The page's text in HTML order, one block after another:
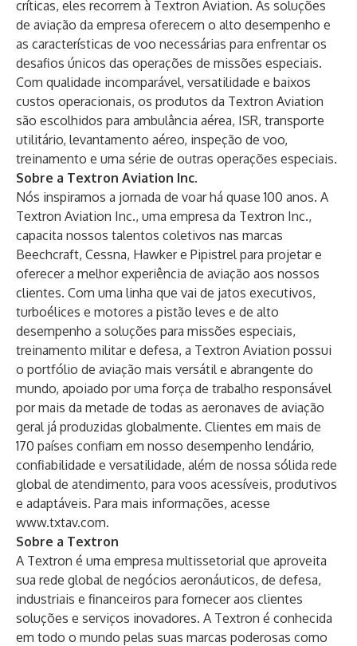
críticas, eles recorrem à Textron Aviation. As soluções
de aviação da empresa oferecem o alto desempenho e
as características de voo necessárias para enfrentar os
desafios únicos das operações de missões especiais.
Com qualidade incomparável, versatilidade e baixos
custos operacionais, os produtos da Textron Aviation
são escolhidos para ambulância aérea, ISR, transporte
utilitário, levantamento aéreo, inspeção de voo,
treinamento e uma série de outras operações especiais.
Sobre a Textron Aviation Inc.
Nós inspiramos a jornada de voar há quase 100 anos. A
Textron Aviation Inc., uma empresa da Textron Inc.,
capacita nossos talentos coletivos nas marcas
Beechcraft, Cessna, Hawker e Pipistrel para projetar e
oferecer a melhor experiência de aviação aos nossos
clientes. Com uma linha que vai de jatos executivos,
turboélices e motores a pistão leves e de alto
desempenho a soluções para missões especiais,
treinamento militar e defesa, a Textron Aviation possui
o portfólio de aviação mais versátil e abrangente do
mundo, apoiado por uma força de trabalho responsável
por mais da metade de todas as aeronaves de aviação
geral já produzidas globalmente. Clientes em mais de
170 países confiam em nosso desempenho lendário,
confiabilidade e versatilidade, além de nossa sólida rede
global de atendimento, para voos acessíveis, produtivos
e adaptáveis. Para mais informações, acesse
www.txtav.com.
Sobre a Textron
A Textron é uma empresa multissetorial que aproveita
sua rede global de negócios aeronáuticos, de defesa,
industriais e financeiros para fornecer aos clientes
soluções e serviços inovadores. A Textron é conhecida
em todo o mundo pelas suas marcas poderosas como